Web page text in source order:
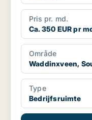
Pris pr. md.
Ca. 350 EUR pr
Område
Waddinxveen,
Type
Bedrijfsruimte